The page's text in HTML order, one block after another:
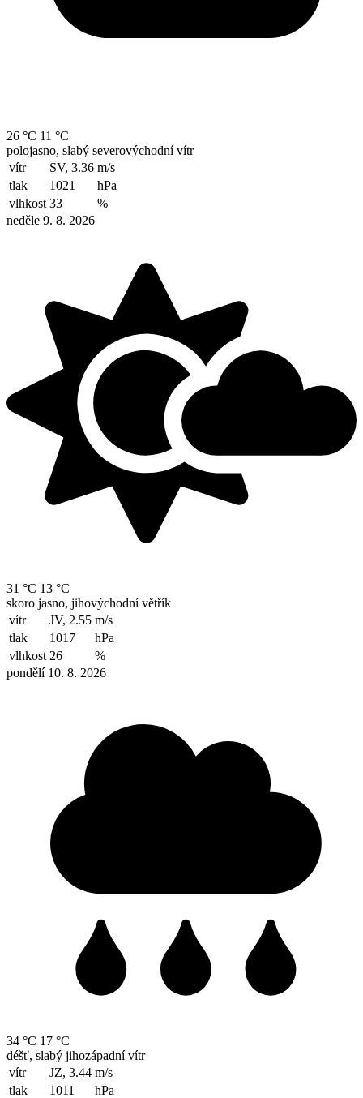
26 °C 11 °C
polojasno, slabý severovýchodní vítr
vítr
SV, 3.36 m/s
tlak
1021
hPa
vlhkost 33
%
neděle 9. 8. 2026
31 °C 13 °C
skoro jasno, jihovýchodní větřík
vítr
JV, 2.55 m/s
tlak
1017
hPa
vlhkost 26
%
pondělí 10. 8. 2026
34 °C 17 °C
déšť, slabý jihozápadní vítr
vítr
JZ, 3.44 m/s
tlak
1011
hPa